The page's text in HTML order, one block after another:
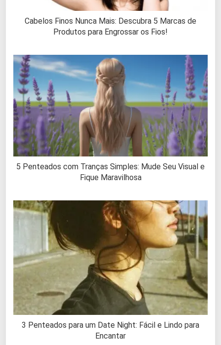
Cabelos Finos Nunca Mais: Descubra 5 Marcas de
Produtos para Engrossar os Fios!
5 Penteados com Tranças Simples: Mude Seu Visual e
Fique Maravilhosa
3 Penteados para um Date Night: Fácil e Lindo para
Encantar